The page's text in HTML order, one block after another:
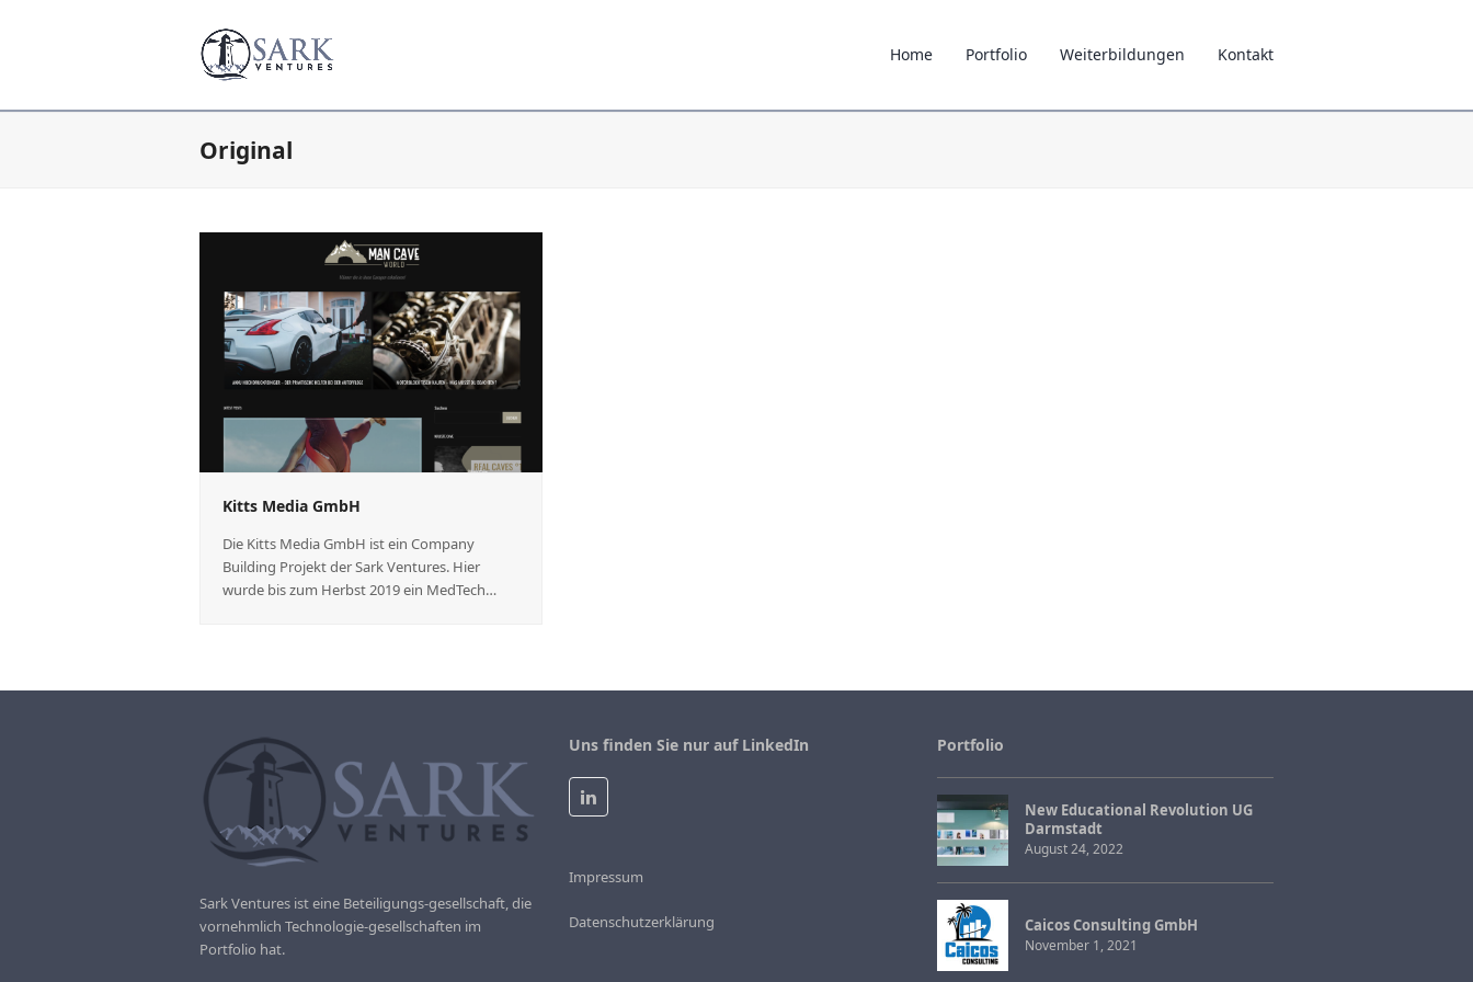
Home Portfolio Weiterbildungen Kontakt
Original
Kitts Media GmbH
Die Kitts Media GmbH ist ein Company
Building Projekt der Sark Ventures. Hier
wurde bis zum Herbst 2019 ein MedTech…
Sark Ventures ist eine Beteiligungs-gesellschaft, die
vornehmlich Technologie-gesellschaften im
Portfolio hat.
Uns finden Sie nur auf LinkedIn
LinkedIn
Impressum
Datenschutzerklärung
Portfolio
New Educational Revolution UG
Darmstadt
August 24, 2022
Caicos Consulting GmbH
November 1, 2021